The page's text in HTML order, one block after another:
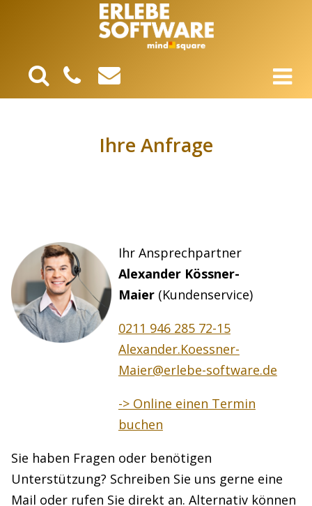
Ihre Anfrage
Ihr Ansprechpartner
Alexander Kössner-
Maier (Kundenservice)
0211 946 285 72-15
Alexander.Koessner-
Maier@erlebe-software.de
-> Online einen Termin
buchen
Sie haben Fragen oder benötigen
Unterstützung? Schreiben Sie uns gerne eine
Mail oder rufen Sie direkt an. Alternativ können